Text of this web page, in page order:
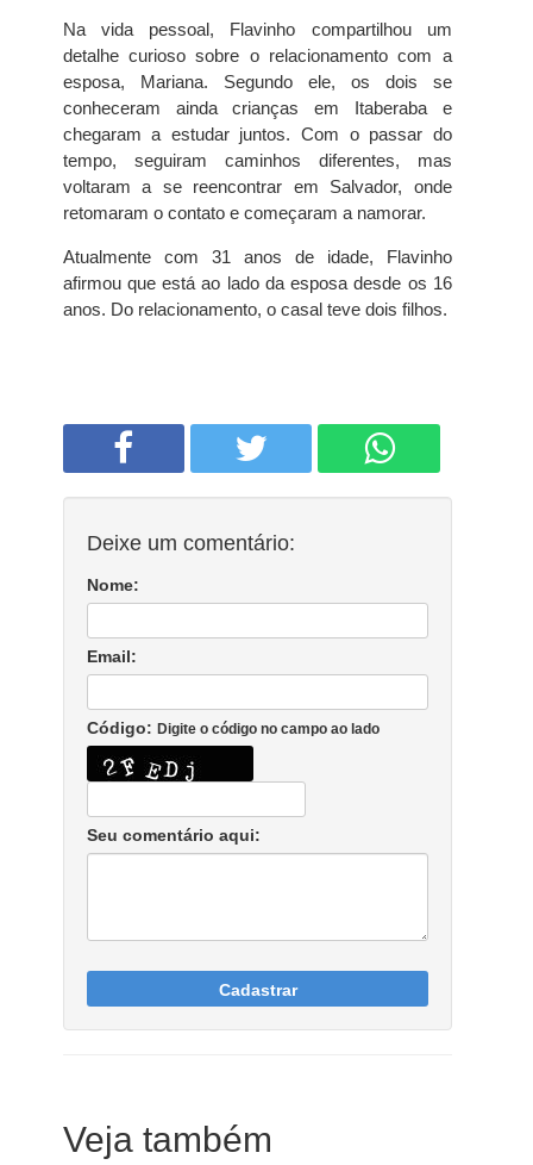
Na vida pessoal, Flavinho compartilhou um
detalhe curioso sobre o relacionamento com a
esposa, Mariana. Segundo ele, os dois se
conheceram ainda crianças em Itaberaba e
chegaram a estudar juntos. Com o passar do
tempo, seguiram caminhos diferentes, mas
voltaram a se reencontrar em Salvador, onde
retomaram o contato e começaram a namorar.
Atualmente com 31 anos de idade, Flavinho
afirmou que está ao lado da esposa desde os 16
anos. Do relacionamento, o casal teve dois filhos.
Deixe um comentário:
Nome:
Email:
Código: Digite o código no campo ao lado
Seu comentário aqui:
Cadastrar
Veja também